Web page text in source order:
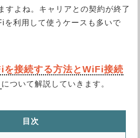
すよね。キャリアとの契約が終了
を利用して使うケースも多いで
を接続する方法とWiFi接続
について解説していきます。
目次